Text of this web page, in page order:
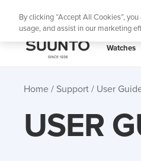
SUUNTO
Watches
Home Support User
USER
By clicking “Accept All Cookies”,
usage, and assist in our marketing